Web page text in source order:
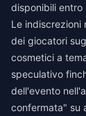
disponibili entro
Le indiscrezioni
dei giocatori
cosmetici a
speculativo
dell'evento
confermata" su